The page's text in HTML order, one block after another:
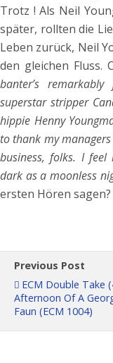
Trotz ! Als Neil
später, rollten die
Leben zurück, Neil
den gleichen Fluss.
banter’s
superstar stripper
hippie Henny
to thank my
business, folks. I feel
dark as a moonless
ersten Hören
Previous Post
ECM Double Take
Afternoon Of A
Faun (ECM 1004)